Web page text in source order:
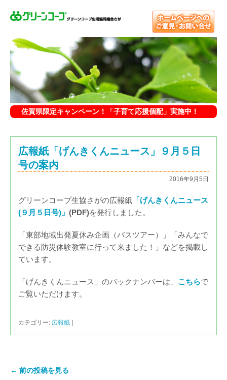
佐賀県限定キャンペーン！「子育て応援個配」実施中！
広報紙「げんきくんニュース」９月５日
号の案内
2016年9月5日
グリーンコープ生協さがの広報紙 「げんきくんニュース
(９月５ 日号)」 (PDF)を発行しました。
「東部地域出発夏休み企画（バスツアー）」「みんなで
できる防災体験教室に行って来ました！」などを掲載し
ています。
「げんきくんニュース」のバックナンバーは、 こちらで
ご覧いただけます。
カテゴリー: 広報紙 |
← 前の投稿を見る